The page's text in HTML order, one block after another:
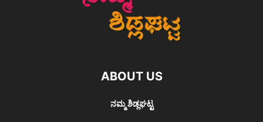
ABOUT US
ನಮ್ಮ ಶಿಡ್ಲಘಟ್ಟ